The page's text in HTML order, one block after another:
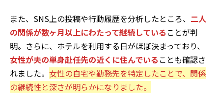
また、SNS上の投稿や行動履歴を分析したところ、 二人
の関係が数ヶ月以上にわたって継続していることが判
明。さらに、ホテルを利用する日がほぼ決まっており、
女性が夫の単身赴任先の近くに住んでいることも確認さ
れました。 女性の自宅や勤務先を特定したことで、関係
の継続性と深さが明らかになりました。